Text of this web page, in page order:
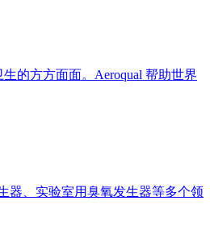
的方方面面。Aeroqual 帮助世界
器、实验室用臭氧发生器等多个领